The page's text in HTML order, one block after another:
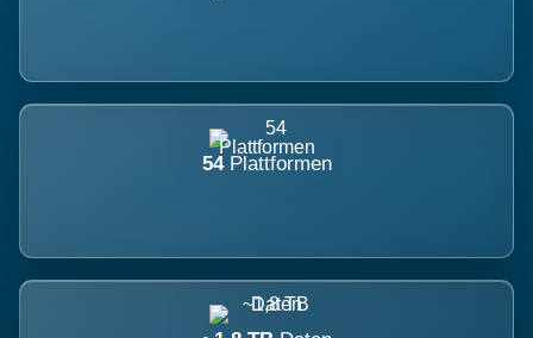
54 Plattformen